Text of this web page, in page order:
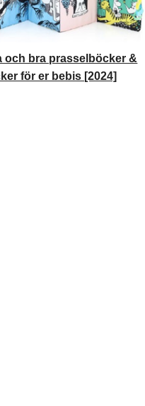
och bra prasselböcker &
för er bebis [2024]